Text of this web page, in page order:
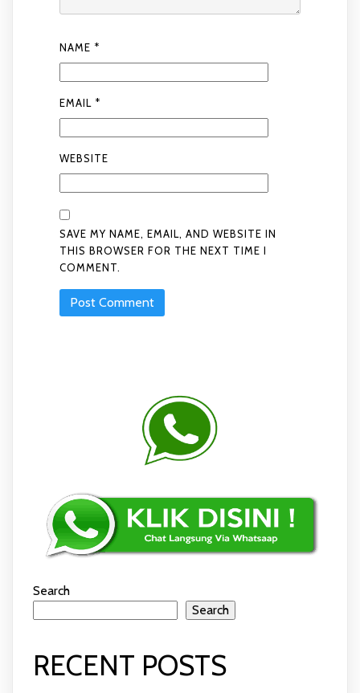
NAME *
EMAIL *
WEBSITE
SAVE MY NAME, EMAIL, AND WEBSITE IN
THIS BROWSER FOR THE NEXT TIME I
COMMENT.
Search
Search
RECENT POSTS